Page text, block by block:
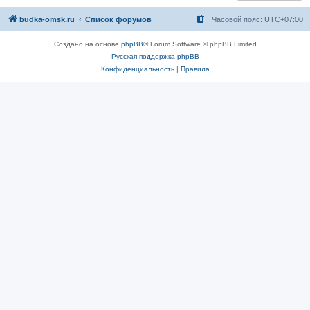
budka-omsk.ru Список форумов Часовой пояс: UTC+07:00
Создано на основе phpBB® Forum Software © phpBB Limited
Русская поддержка phpBB
Конфиденциальность| Правила